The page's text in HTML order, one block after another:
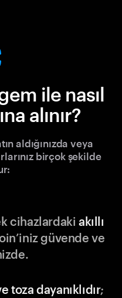
ile nasıl
alınır?
aldığınızda veya
birçok şekilde
cihazlardakiakıllı
güvende ve
toza dayanıklıdır;